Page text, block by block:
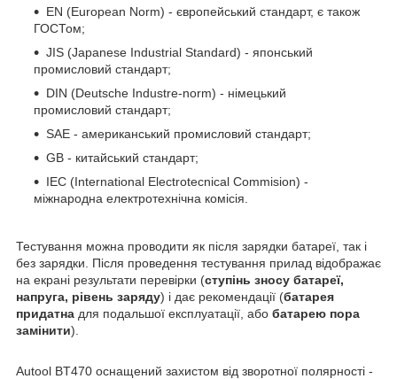
EN (European Norm) - європейський стандарт, є також
ГОСТом;
JIS (Japanese Industrial Standard) - японський
промисловий стандарт;
DIN (Deutsche Industre-norm) - німецький
промисловий стандарт;
SAE - американський промисловий стандарт;
GB - китайський стандарт;
IEC (International Electrotecnical Commision) -
міжнародна електротехнічна комісія.
Тестування можна проводити як після зарядки батареї, так і
без зарядки. Після проведення тестування прилад відображає
на екрані результати перевірки (ступінь зносу батареї,
напруга, рівень заряду) і дає рекомендації (батарея
придатна для подальшої експлуатації, або батарею пора
замінити).
Autool BT470 оснащений захистом від зворотної полярності -